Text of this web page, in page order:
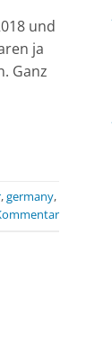
und
ja
Ganz
,germany,